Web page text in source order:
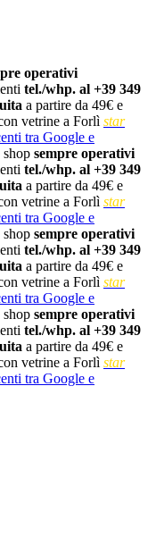
operativi
tel./whp. al +39 349
a partire da 49€ e
vetrine a Forlì star
tra Google e
sempre operativi
tel./whp. al +39 349
a partire da 49€ e
vetrine a Forlì star
tra Google e
sempre operativi
tel./whp. al +39 349
a partire da 49€ e
vetrine a Forlì star
tra Google e
sempre operativi
tel./whp. al +39 349
a partire da 49€ e
vetrine a Forlì star
tra Google e